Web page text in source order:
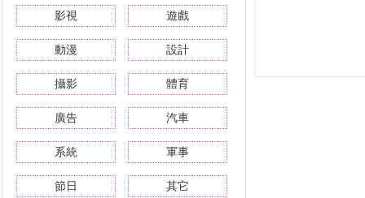
影視 遊戲
動漫 設計
攝影 體育
廣告 汽車
系統 軍事
節日 其它